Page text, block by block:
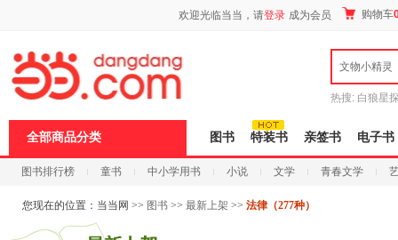
欢迎光临当当，请登录 成为会员 购物车
文物小精灵
热搜: 白狼星
全部商品分类 图书 特装书 亲签书 电子书
图书排行榜 童书 中小学用书 小说 文学 青春文学
科技 进口原版 电子书
您现在的位置： 当当网 >> 图书 >> 最新上架 >> 法律（277种）
页